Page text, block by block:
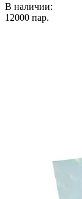
В наличии:
12000 пар.